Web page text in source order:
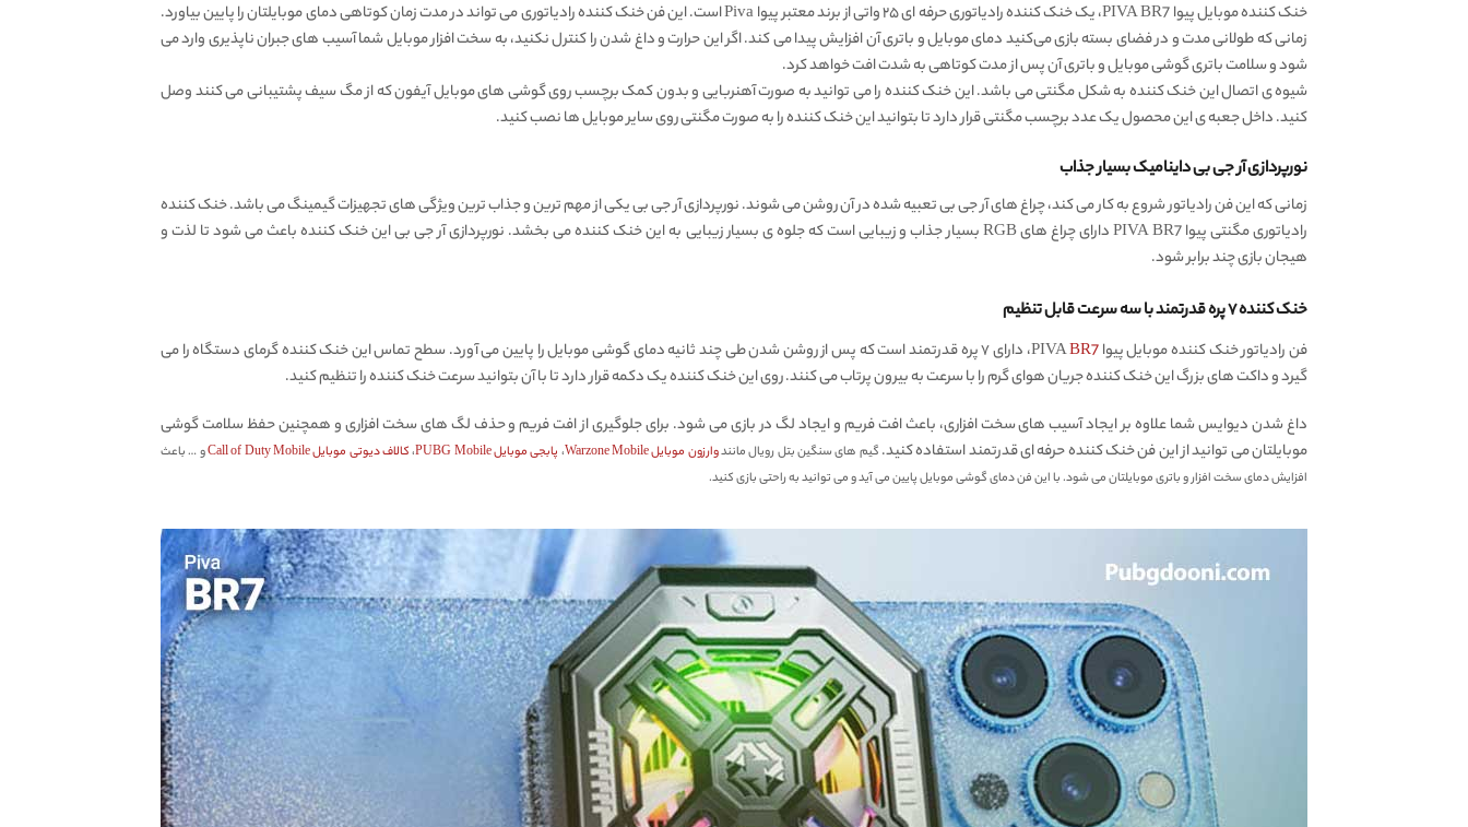
خنک کننده موبایل پیوا PIVA BR7، یک خنک کننده رادیاتوری حرفه ای ۲۵ واتی از برند معتبر پیوا Piva است. این فن خنک کننده رادیاتوری می تواند در مدت زمان کوتاهی دمای موبایلتان را پایین بیاورد.
زمانی که طولانی مدت و در فضای بسته بازی می‌کنید دمای موبایل و باتری آن افزایش پیدا می کند. اگر این حرارت و داغ شدن را کنترل نکنید، به سخت افزار موبایل شما آسیب های جبران ناپذیری وارد می
شود و سلامت باتری گوشی موبایل و باتری آن پس از مدت کوتاهی به شدت افت خواهد کرد.
شیوه ی اتصال این خنک کننده به شکل مگنتی می باشد. این خنک کننده را می توانید به صورت آهنربایی و بدون کمک برچسب روی گوشی های موبایل آیفون که از مگ سیف پشتیبانی می کنند وصل
کنید. داخل جعبه ی این محصول یک عدد برچسب مگنتی قرار دارد تا بتوانید این خنک کننده را به صورت مگنتی روی سایر موبایل ها نصب کنید.
نورپردازی آر جی بی داینامیک بسیار جذاب
زمانی که این فن رادیاتور شروع به کار می کند، چراغ های آر جی بی تعبیه شده در آن روشن می شوند. نورپردازی آر جی بی یکی از مهم ترین و جذاب ترین ویژگی های تجهیزات گیمینگ می باشد. خنک کننده
رادیاتوری مگنتی پیوا PIVA BR7 دارای چراغ های RGB بسیار جذاب و زیبایی است که جلوه ی بسیار زیبایی به این خنک کننده می بخشد. نورپردازی آر جی بی این خنک کننده باعث می شود تا لذت و
هیجان بازی چند برابر شود.
خنک کننده ۷ پره قدرتمند با سه سرعت قابل تنظیم
فن رادیاتور خنک کننده موبایل پیوا PIVABR7
، دارای ۷ پره قدرتمند است که پس از روشن شدن طی چند ثانیه دمای گوشی موبایل را پایین می آورد. سطح تماس این خنک کننده گرمای دستگاه را می
گیرد و داکت های بزرگ این خنک کننده جریان هوای گرم را با سرعت به بیرون پرتاب می کنند. روی این خنک کننده یک دکمه قرار دارد تا با آن بتوانید سرعت خنک کننده را تنظیم کنید.
داغ شدن دیوایس شما علاوه بر ایجاد آسیب های سخت افزاری، باعث افت فریم و ایجاد لگ در بازی می شود. برای جلوگیری از افت فریم و حذف لگ های سخت افزاری و همچنین حفظ سلامت گوشی
موبایلتان می توانید از این فن خنک کننده حرفه ای قدرتمند استفاده کنید. گیم های سنگین بتل رویال مانندوارزون موبایل Warzone Mobile ، پابجی موبایل PUBG Mobile ،کالاف دیوتی موبایل Call of Duty Mobile
و … باعث
افزایش دمای سخت افزار و باتری موبایلتان می شود. با این فن دمای گوشی موبایل پایین می آید و می توانید به راحتی بازی کنید.